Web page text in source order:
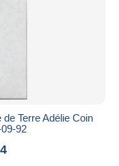
Terre Adélie Coin
92